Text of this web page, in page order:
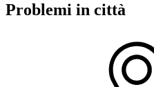
Problemi in città